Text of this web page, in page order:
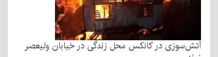
آتش‌سوزی در کانکس محل زندگی در خیابان ولیعصر